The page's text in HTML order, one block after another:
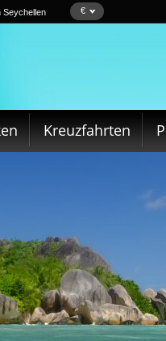
Seychellen €
Kreuzfahrten